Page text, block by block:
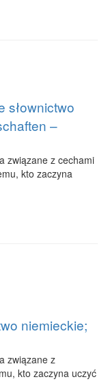
słownictwo
–
związane z cechami
kto zaczyna
niemieckie;
związane z
kto zaczyna uczyć